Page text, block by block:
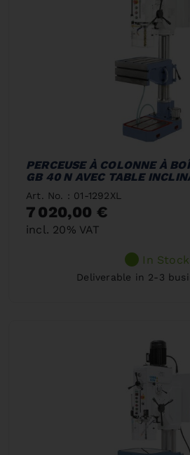
PERCEUSE À COLONNE À
GB 40 N AVEC TABLE
Art. No. : 01-1292XL
7 020,00 €
incl. 20% VAT
In Stock
Deliverable in 2-3